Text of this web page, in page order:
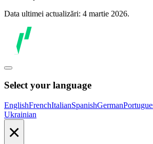
Data ultimei actualizări: 4 martie 2026.
Select your language
EnglishFrenchItalianSpanishGerman
Ukrainian
×